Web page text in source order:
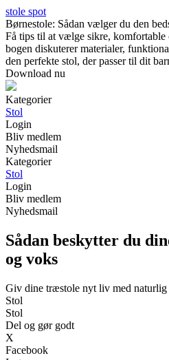
stole spot
Børnestole: Sådan vælger du den
Få tips til at vælge sikre,
bogen diskuterer materialer,
den perfekte stol, der passer til dit
Download nu
Kategorier
Stol
Login
Bliv medlem
Nyhedsmail
Kategorier
Stol
Login
Bliv medlem
Nyhedsmail
Sådan beskytter du
og voks
Giv dine træstole nyt liv med naturlig
Stol
Stol
Del og gør godt
X
Facebook